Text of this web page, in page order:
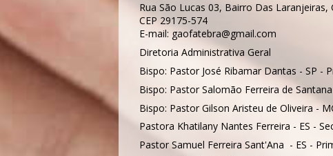
Rua São Lucas 03, Bairro Das Laranjeiras,
CEP 29175-574
E-mail: gaofatebra@gmail.com
Diretoria Administrativa Geral
Bispo: Pastor José Ribamar Dantas - SP -
Bispo: Pastor Salomão Ferreira de
Bispo: Pastor Gilson Aristeu de Oliveira -
Pastora Khatilany Nantes Ferreira - ES -
Pastor Samuel Ferreira Sant'Ana - ES -